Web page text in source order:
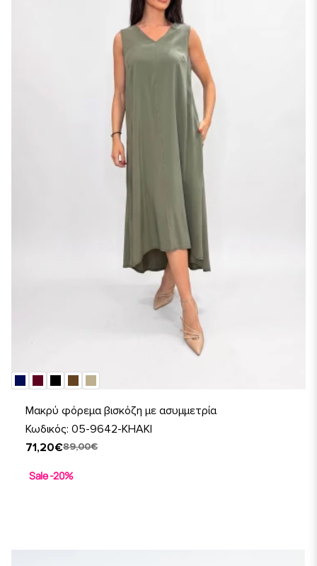
Μακρύ φόρεμα βισκόζη με ασυμμετρία
Κωδικός: 05-9642-KHAKI
71,20€89,00€
Sale -20%